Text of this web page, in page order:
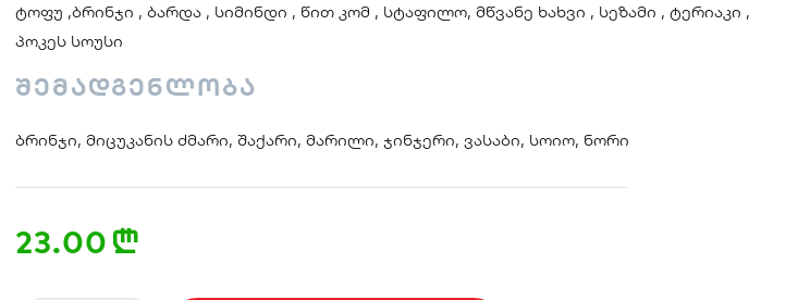
ტოფუ ,ბრინჯი , ბარდა , სიმინდი , წით კომ , სტაფილო, მწვანე ხახვი , სეზამი , ტერიაკი ,
პოკეს სოუსი
შემადგენლობა
ბრინჯი, მიცუკანის ძმარი, შაქარი, მარილი, ჯინჯერი, ვასაბი, სოიო, ნორი
23.00 n